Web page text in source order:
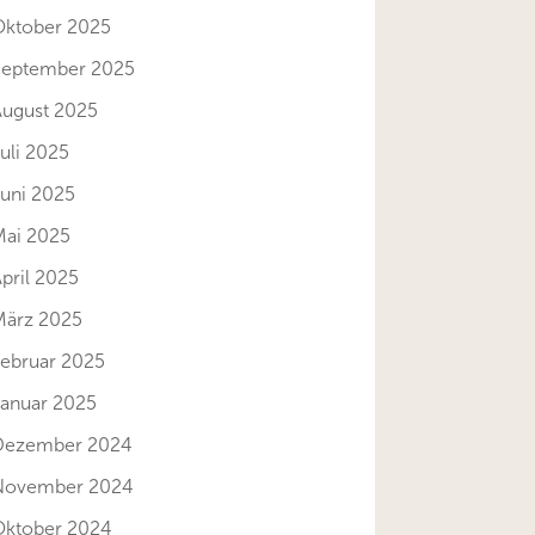
2025
2025
2025
2025
2025
2025
2025
2025
2025
2025
2024
2024
2024